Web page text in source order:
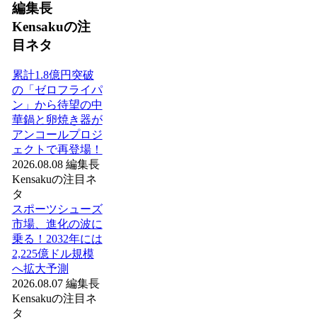
編集長
Kensakuの注
目ネタ
累計1.8億円突破
の「ゼロフライパ
ン」から待望の中
華鍋と卵焼き器が
アンコールプロジ
ェクトで再登場！
2026.08.08 編集長
Kensakuの注目ネ
タ
スポーツシューズ
市場、進化の波に
乗る！2032年には
2,225億ドル規模
へ拡大予測
2026.08.07 編集長
Kensakuの注目ネ
タ